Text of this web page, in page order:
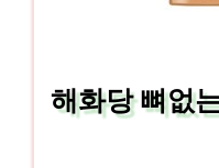
해화당 뼈없